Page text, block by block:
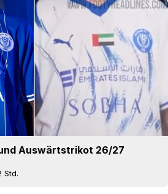
Auswärtstrikot 26/27
Std.